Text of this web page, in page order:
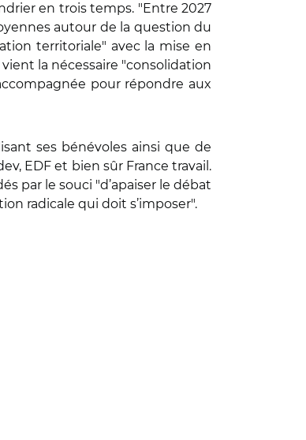
en trois temps. "Entre 2027
autour de la question du
territoriale" avec la mise en
la nécessaire "consolidation
pour répondre aux
ses bénévoles ainsi que de
EDF et bien sûr France travail.
par le souci "d’apaiser le débat
radicale qui doit s’imposer".